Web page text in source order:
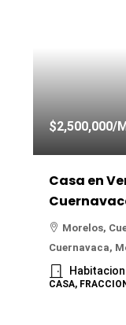
$2,500,000/
Casa en
Morelos,
Cuernavaca,
CASA,